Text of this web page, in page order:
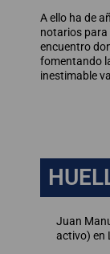
A ello ha de
notarios para
encuentro
fomentando
inestimable
Juan
activo) en